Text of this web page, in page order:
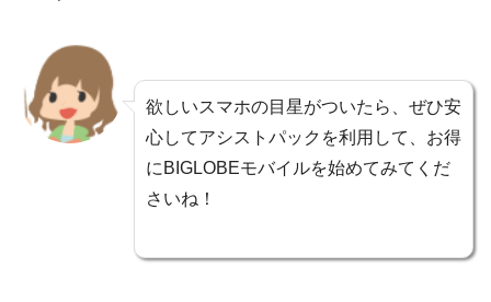
欲しいスマホの目星がついたら、ぜひ安
心してアシストパックを利用して、お得
にBIGLOBEモバイルを始めてみてくだ
さいね！